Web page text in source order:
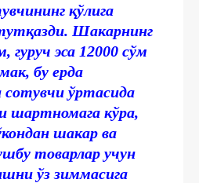
қўлига
Шакарнинг
гуруч эса 12000 сўм
бу ерда
ўртасида
шартномага кўра,
шакар ва
товарлар учун
ўз зиммасига